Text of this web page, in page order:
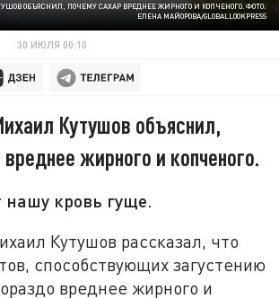
ОБЪЯСНИЛ, ПОЧЕМУ САХАР ВРЕДНЕЕ ЖИРНОГО И КОПЧЕНОГО. ФОТО:
ЕЛЕНА МАЙОРОВА/GLOBALLOOKPRESS
30 ИЮЛЯ 00:10
Кутушов объяснил,
жирного и копченого.
нашу кровь гуще.
Кутушов рассказал, что
способствующих загустению
вреднее жирного и